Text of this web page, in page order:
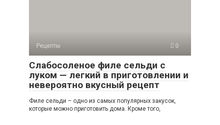
Рецепты 0
Слабосоленое филе сельди с
луком — легкий в приготовлении и
невероятно вкусный рецепт
Филе сельди – одно из самых популярных закусок,
которые можно приготовить дома. Кроме того,